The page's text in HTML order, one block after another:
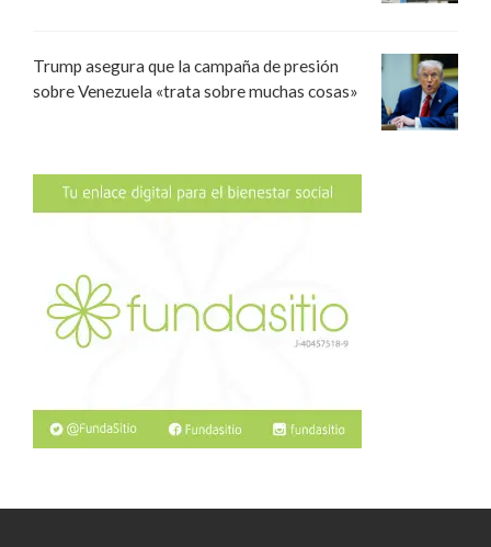
Trump asegura que la campaña de presión
sobre Venezuela «trata sobre muchas cosas»